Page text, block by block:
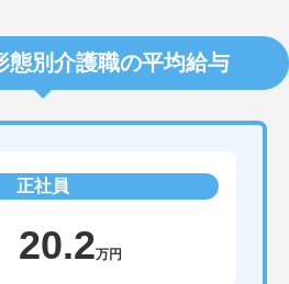
態別介護職の平均給与
正社員
20.2万円